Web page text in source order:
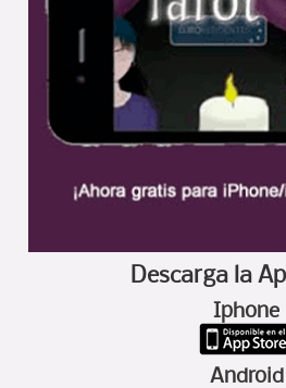
Descarga la
Iphone
Android